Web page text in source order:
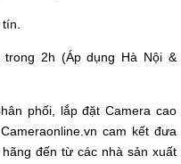
2h (Áp dụng Hà Nội &
phối, lắp đặt Camera cao
cam kết đưa
đến từ các nhà sản xuất